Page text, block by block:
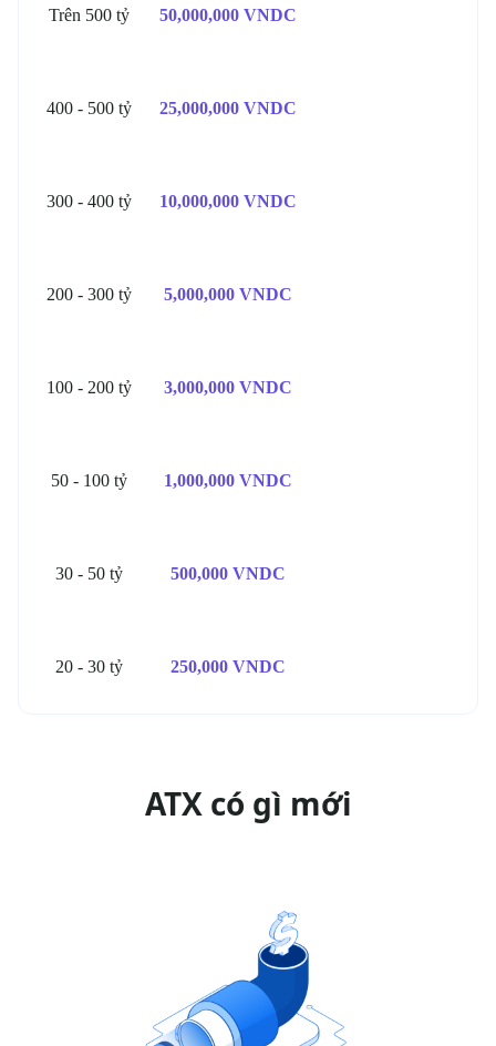
Trên 500 tỷ 50,000,000 VNDC
400 - 500 tỷ 25,000,000 VNDC
300 - 400 tỷ 10,000,000 VNDC
200 - 300 tỷ 5,000,000 VNDC
100 - 200 tỷ 3,000,000 VNDC
50 - 100 tỷ 1,000,000 VNDC
30 - 50 tỷ 500,000 VNDC
20 - 30 tỷ 250,000 VNDC
ATX có gì mới